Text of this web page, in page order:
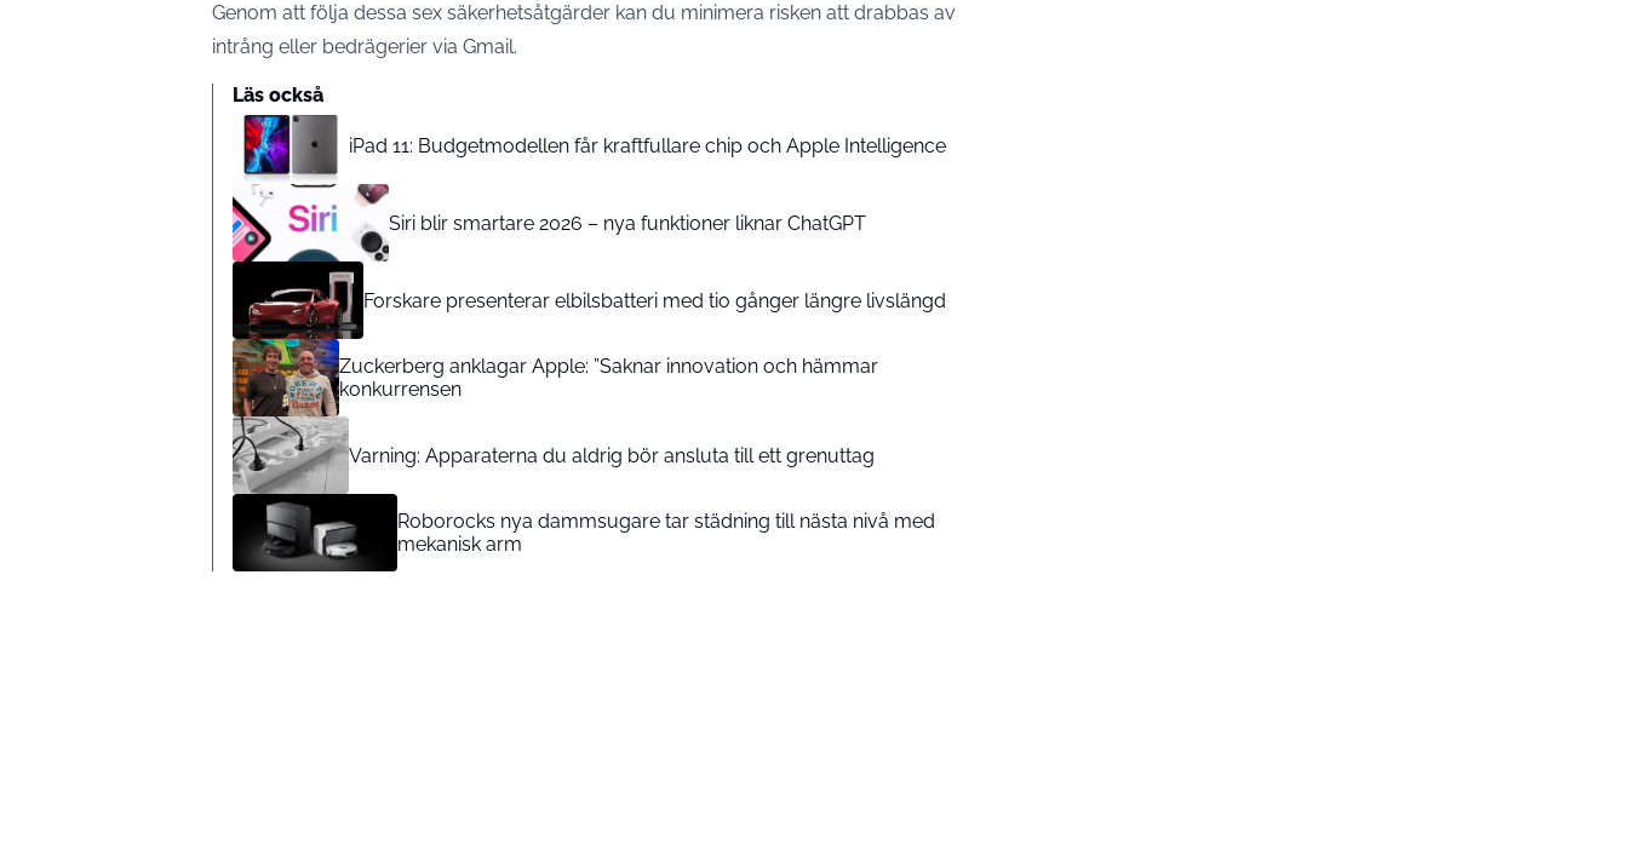
Genom att följa dessa sex säkerhetsåtgärder kan du minimera risken att drabbas av
intrång eller bedrägerier via Gmail.
Läs också
iPad 11: Budgetmodellen får kraftfullare chip och Apple Intelligence
Siri blir smartare 2026 – nya funktioner liknar ChatGPT
Forskare presenterar elbilsbatteri med tio gånger längre livslängd
Zuckerberg anklagar Apple: ”Saknar innovation och hämmar
konkurrensen
Varning: Apparaterna du aldrig bör ansluta till ett grenuttag
Roborocks nya dammsugare tar städning till nästa nivå med
mekanisk arm